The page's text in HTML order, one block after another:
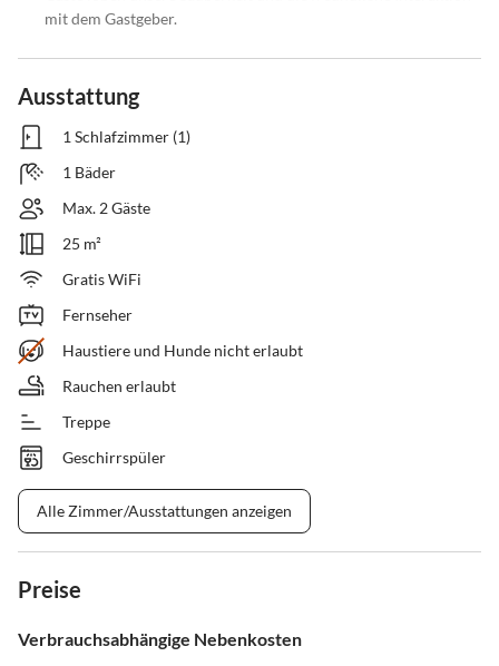
mit dem Gastgeber.
Ausstattung
1 Schlafzimmer (1)
1 Bäder
Max. 2 Gäste
25 m²
Gratis WiFi
Fernseher
Haustiere und Hunde nicht erlaubt
Rauchen erlaubt
Treppe
Geschirrspüler
Alle Zimmer/Ausstattungen anzeigen
Preise
Verbrauchsabhängige Nebenkosten